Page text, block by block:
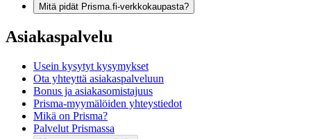
Mitä pidät Prisma.fi-verkkokaupasta?
Asiakaspalvelu
Usein kysytyt kysymykset
Ota yhteyttä asiakaspalveluun
Bonus ja asiakasomistajuus
Prisma-myymälöiden yhteystiedot
Mikä on Prisma?
Palvelut Prismassa